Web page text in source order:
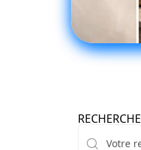
RECHERCHE